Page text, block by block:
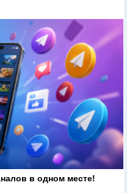
в одном месте!